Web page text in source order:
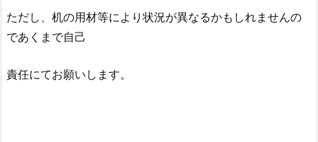
ただし、机の用材等により状況が異なるかもしれませんの
であくまで自己
責任にてお願いします。